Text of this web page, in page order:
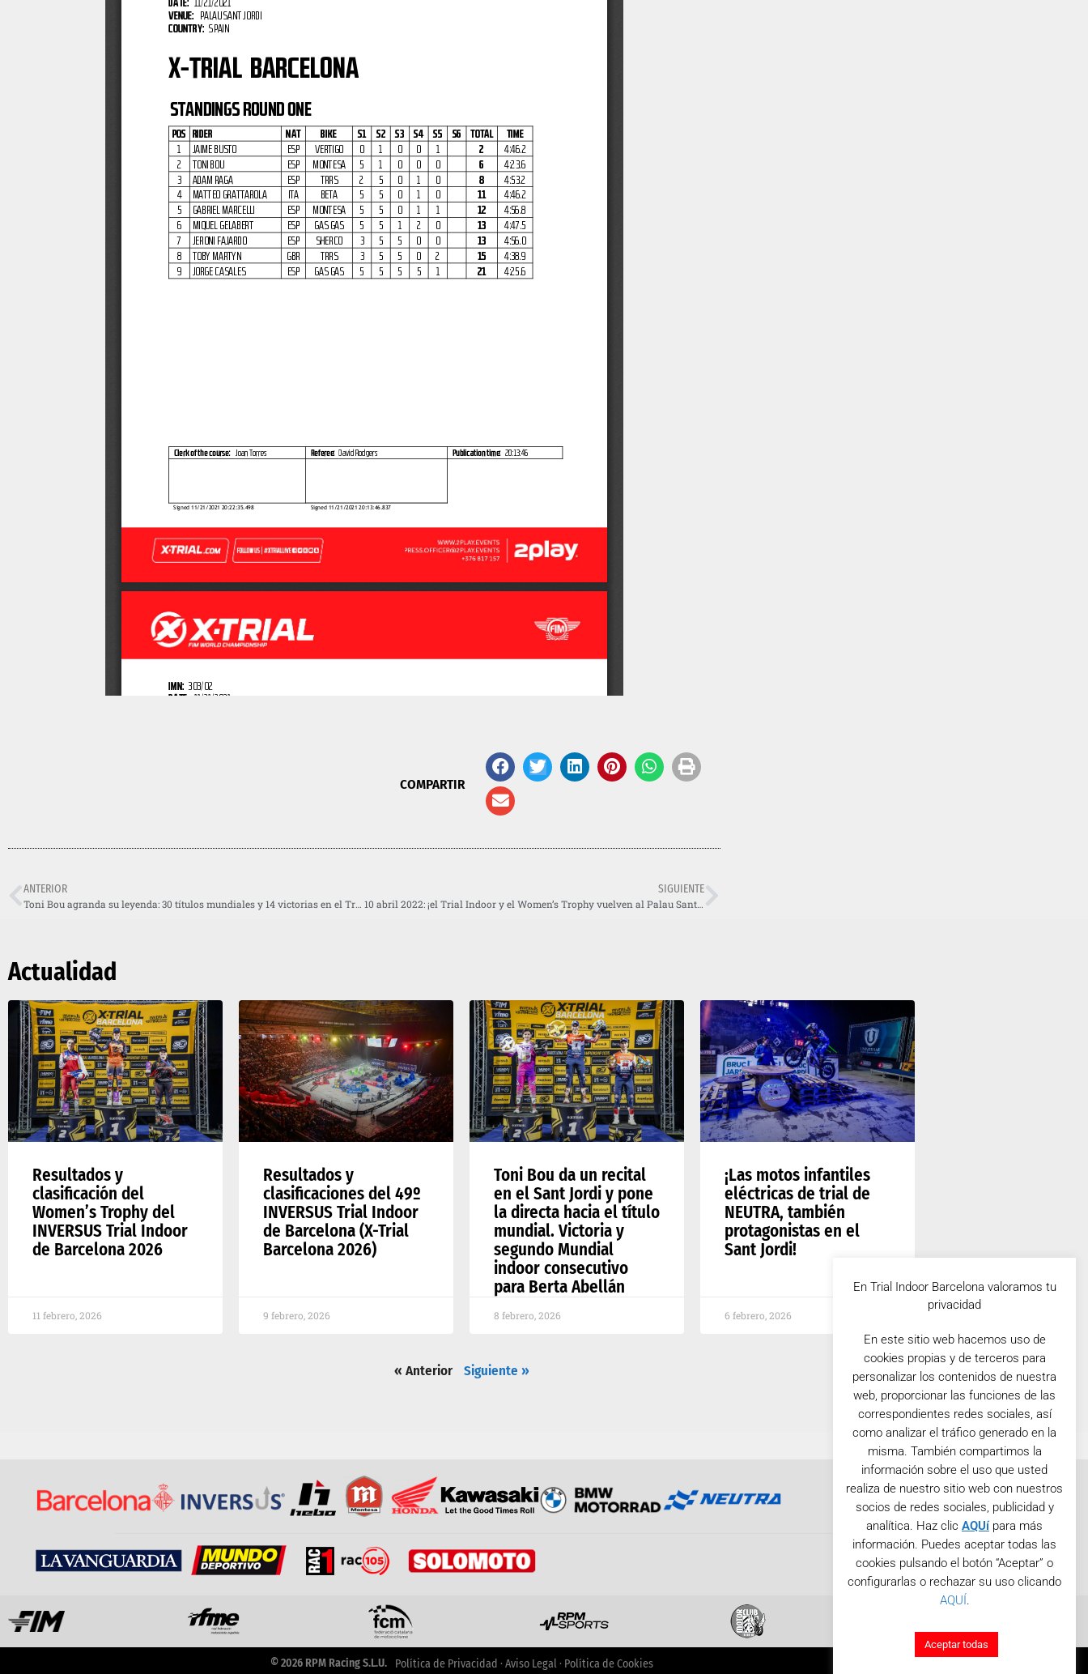
COMPARTIR
ANTERIOR
Toni Bou agranda su leyenda: 30 títulos mundiales y 14 victorias en el Trial Indoor de Barcelona
SIGUIENTE
10 abril 2022: ¡el Trial Indoor y el Women’s Trophy vuelven al Palau Sant Jordi!
Actualidad
Resultados y
clasificación del
Women’s Trophy del
INVERSUS Trial Indoor
de Barcelona 2026
11 febrero, 2026
Resultados y
clasificaciones del 49º
INVERSUS Trial Indoor
de Barcelona (X-Trial
Barcelona 2026)
9 febrero, 2026
Toni Bou da un recital
en el Sant Jordi y pone
la directa hacia el título
mundial. Victoria y
segundo Mundial
indoor consecutivo
para Berta Abellán
8 febrero, 2026
¡Las motos infantiles
eléctricas de trial de
NEUTRA, también
protagonistas en el
Sant Jordi!
6 febrero, 2026
« Anterior Siguiente »
© 2026 RPM Racing S.L.U. Política de Privacidad · Aviso Legal· Política de Cookies
En Trial Indoor Barcelona valoramos tu
privacidad
En este sitio web hacemos uso de
cookies propias y de terceros para
personalizar los contenidos de nuestra
web, proporcionar las funciones de las
correspondientes redes sociales, así
como analizar el tráfico generado en la
misma. También compartimos la
información sobre el uso que usted
realiza de nuestro sitio web con nuestros
socios de redes sociales, publicidad y
analítica. Haz clic AQUípara más
información. Puedes aceptar todas las
cookies pulsando el botón “Aceptar” o
configurarlas o rechazar su uso clicando
AQUÍ.
Aceptar todas